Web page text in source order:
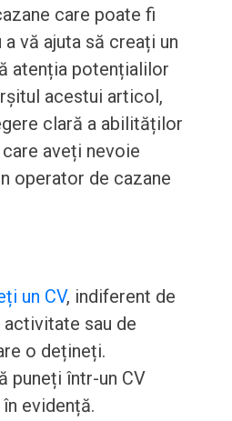
care poate fi
vă ajuta să creați un
atenția potențialilor
acestui articol,
clară a abilităților
aveți nevoie
operator de cazane
un CV, indiferent de
sau de
o dețineți.
puneți într-un CV
evidență.